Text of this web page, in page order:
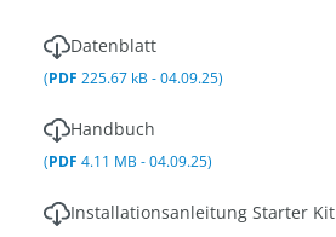
Datenblatt
(PDF 225.67 kB - 04.09.25)
Handbuch
(PDF 4.11 MB - 04.09.25)
Installationsanleitung Starter Kit